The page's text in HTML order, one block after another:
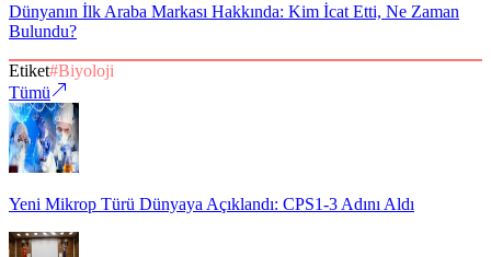
Dünyanın İlk Araba Markası Hakkında: Kim İcat Etti, Ne Zaman
Bulundu?
Etiket#Biyoloji
Tümü
Yeni Mikrop Türü Dünyaya Açıklandı: CPS1-3 Adını Aldı